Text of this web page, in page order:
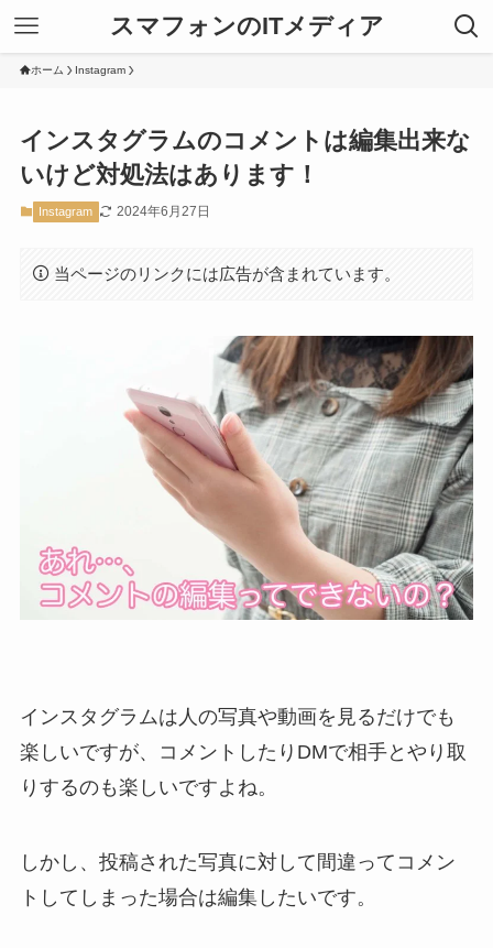
スマフォンのITメディア
ホーム Instagram
インスタグラムのコメントは編集出来な
いけど対処法はあります！
Instagram 2024年6月27日
当ページのリンクには広告が含まれています。
インスタグラムは人の写真や動画を見るだけでも
楽しいですが、コメントしたりDMで相手とやり取
りするのも楽しいですよね。
しかし、投稿された写真に対して間違ってコメン
トしてしまった場合は編集したいです。